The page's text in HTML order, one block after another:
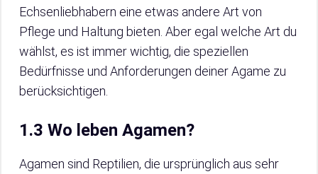
Echsenliebhabern eine etwas andere Art von
Pflege und Haltung bieten. Aber egal welche Art du
wählst, es ist immer wichtig, die speziellen
Bedürfnisse und Anforderungen deiner Agame zu
berücksichtigen.
1.3 Wo leben Agamen?
Agamen sind Reptilien, die ursprünglich aus sehr